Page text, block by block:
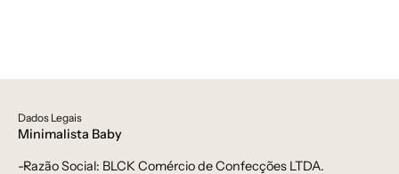
Dados Legais
Minimalista Baby
-Razão Social: BLCK Comércio de Confecções LTDA.